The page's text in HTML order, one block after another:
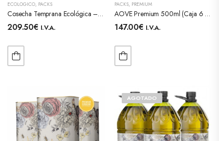
ECOLÓGICO, PACKS
Cosecha Temprana Ecológica – Botella 500ml – Caja 6 Unidades
209.50€ I.V.A.
PACKS, PREMIUM
AOVE Premium 500ml (Caja 6 Unidades) – Aceite Noviembre
147.00€ I.V.A.
AGOTADO